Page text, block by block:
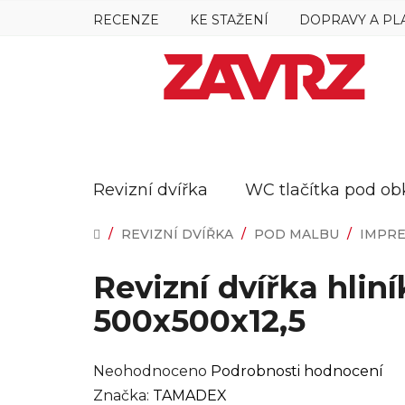
RECENZE KE STAŽENÍ DOPRAVY A
Revizní dvířka WC tlačítka pod
DOMŮ
/ REVIZNÍ DVÍŘKA / POD MALBU /
Revizní dvířka
500x500x12,5
Průměrné
hodnocení
Neohodnoceno Podrobnosti hodnocení
Značka: TAMADEX